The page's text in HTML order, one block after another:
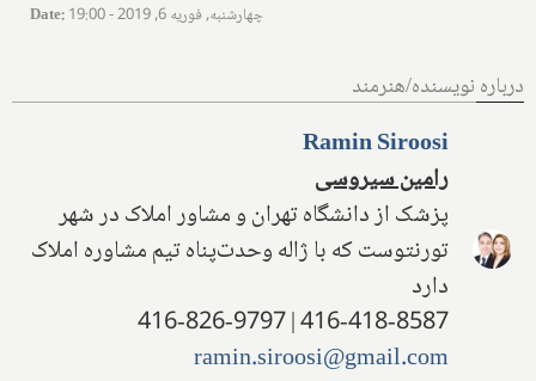
Date: چهارشنبه, فوریه 6, 2019 - 19:00
درباره نویسنده/هنرمند
Ramin Siroosi
رامین سیروسی
پزشک از دانشگاه تهران و مشاور املاک در شهر
تورنتوست که با ژاله وحدت‌پناه تیم مشاوره املاک
دارد
416-418-8587 | 416-826-9797
ramin.siroosi@gmail.com